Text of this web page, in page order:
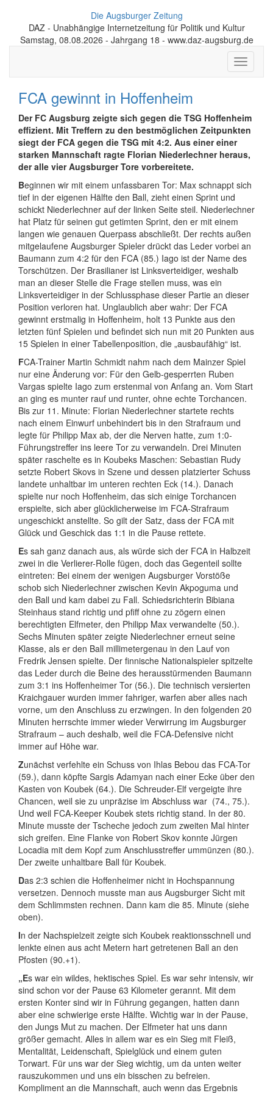
Die Augsburger Zeitung
DAZ - Unabhängige Internetzeitung für Politik und Kultur
Samstag, 08.08.2026 - Jahrgang 18 - www.daz-augsburg.de
Toggle
FCA gewinnt in Hoffenheim
Der FC Augsburg zeigte sich gegen die TSG Hoffenheim
effizient. Mit Treffern zu den bestmöglichen Zeitpunkten
siegt der FCA gegen die TSG mit 4:2. Aus einer einer
starken Mannschaft ragte Florian Niederlechner heraus,
der alle vier Augsburger Tore vorbereitete.
Beginnen wir mit einem unfassbaren Tor: Max schnappt sich
tief in der eigenen Hälfte den Ball, zieht einen Sprint und
schickt Niederlechner auf der linken Seite steil. Niederlechner
hat Platz für seinen gut getimten Sprint, den er mit einem
langen wie genauen Querpass abschließt. Der rechts außen
mitgelaufene Augsburger Spieler drückt das Leder vorbei an
Baumann zum 4:2 für den FCA (85.) Iago ist der Name des
Torschützen. Der Brasilianer ist Linksverteidiger, weshalb
man an dieser Stelle die Frage stellen muss, was ein
Linksverteidiger in der Schlussphase dieser Partie an dieser
Position verloren hat. Unglaublich aber wahr: Der FCA
gewinnt erstmalig in Hoffenheim, holt 13 Punkte aus den
letzten fünf Spielen und befindet sich nun mit 20 Punkten aus
15 Spielen in einer Tabellenposition, die „ausbaufähig“ ist.
FCA-Trainer Martin Schmidt nahm nach dem Mainzer Spiel
nur eine Änderung vor: Für den Gelb-gesperrten Ruben
Vargas spielte Iago zum erstenmal von Anfang an. Vom Start
an ging es munter rauf und runter, ohne echte Torchancen.
Bis zur 11. Minute: Florian Niederlechner startete rechts
nach einem Einwurf unbehindert bis in den Strafraum und
legte für Philipp Max ab, der die Nerven hatte, zum 1:0-
Führungstreffer ins leere Tor zu verwandeln. Drei Minuten
später raschelte es in Koubeks Maschen: Sebastian Rudy
setzte Robert Skovs in Szene und dessen platzierter Schuss
landete unhaltbar im unteren rechten Eck (14.). Danach
spielte nur noch Hoffenheim, das sich einige Torchancen
erspielte, sich aber glücklicherweise im FCA-Strafraum
ungeschickt anstellte. So gilt der Satz, dass der FCA mit
Glück und Geschick das 1:1 in die Pause rettete.
Es sah ganz danach aus, als würde sich der FCA in Halbzeit
zwei in die Verlierer-Rolle fügen, doch das Gegenteil sollte
eintreten: Bei einem der wenigen Augsburger Vorstöße
schob sich Niederlechner zwischen Kevin Akpoguma und
den Ball und kam dabei zu Fall. Schiedsrichterin Bibiana
Steinhaus stand richtig und pfiff ohne zu zögern einen
berechtigten Elfmeter, den Philipp Max verwandelte (50.).
Sechs Minuten später zeigte Niederlechner erneut seine
Klasse, als er den Ball millimetergenau in den Lauf von
Fredrik Jensen spielte. Der finnische Nationalspieler spitzelte
das Leder durch die Beine des herausstürmenden Baumann
zum 3:1 ins Hoffenheimer Tor (56.). Die technisch versierten
Kraichgauer wurden immer fahriger, warfen aber alles nach
vorne, um den Anschluss zu erzwingen. In den folgenden 20
Minuten herrschte immer wieder Verwirrung im Augsburger
Strafraum – auch deshalb, weil die FCA-Defensive nicht
immer auf Höhe war.
Zunächst verfehlte ein Schuss von Ihlas Bebou das FCA-Tor
(59.), dann köpfte Sargis Adamyan nach einer Ecke über den
Kasten von Koubek (64.). Die Schreuder-Elf vergeigte ihre
Chancen, weil sie zu unpräzise im Abschluss war (74., 75.).
Und weil FCA-Keeper Koubek stets richtig stand. In der 80.
Minute musste der Tscheche jedoch zum zweiten Mal hinter
sich greifen. Eine Flanke von Robert Skov konnte Jürgen
Locadia mit dem Kopf zum Anschlusstreffer ummünzen (80.).
Der zweite unhaltbare Ball für Koubek.
Das 2:3 schien die Hoffenheimer nicht in Hochspannung
versetzen. Dennoch musste man aus Augsburger Sicht mit
dem Schlimmsten rechnen. Dann kam die 85. Minute (siehe
oben).
In der Nachspielzeit zeigte sich Koubek reaktionsschnell und
lenkte einen aus acht Metern hart getretenen Ball an den
Pfosten (90.+1).
„Es war ein wildes, hektisches Spiel. Es war sehr intensiv, wir
sind schon vor der Pause 63 Kilometer gerannt. Mit dem
ersten Konter sind wir in Führung gegangen, hatten dann
aber eine schwierige erste Hälfte. Wichtig war in der Pause,
den Jungs Mut zu machen. Der Elfmeter hat uns dann
größer gemacht. Alles in allem war es ein Sieg mit Fleiß,
Mentalität, Leidenschaft, Spielglück und einem guten
Torwart. Für uns war der Sieg wichtig, um da unten weiter
rauszukommen und uns ein bisschen zu befreien.
Kompliment an die Mannschaft, auch wenn das Ergebnis